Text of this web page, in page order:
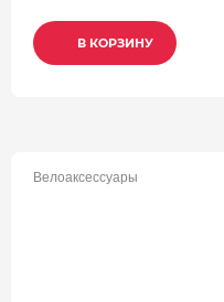
В КОРЗИНУ
В КОРЗИНУ
В КОРЗИНУ
Велоаксессуары